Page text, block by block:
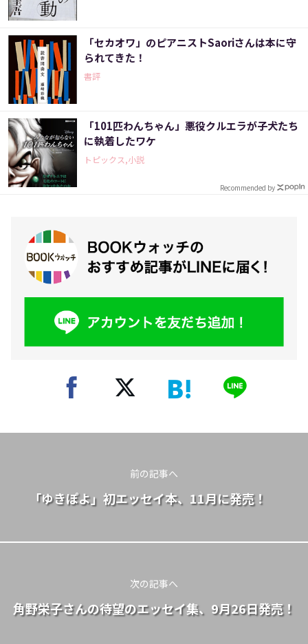
「セカオワ」のピアニストSaoriさんは本に守
られてきた！
書評
「101匹わんちゃん」悪役クルエラが子犬たち
に執着したワケ
トピックス,小説
Recommended by
前の記事へ
「ゆきぽよ」初エッセイ本、11月に発売！
次の記事へ
角野栄子さんの待望のエッセイ集、9月26日発売！